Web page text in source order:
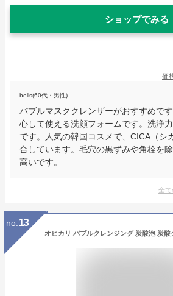
ショップでみる
価
bells(60代・男性)
バブルマスククレンザーがおすすめで
心して使える洗顔フォームです。洗浄
です。人気の韓国コスメで、CICA（シ
合しています。毛穴の黒ずみや角栓を
高いです。
全て
no. 13